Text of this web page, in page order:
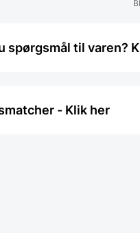
spørgsmål til varen?
- Klik her